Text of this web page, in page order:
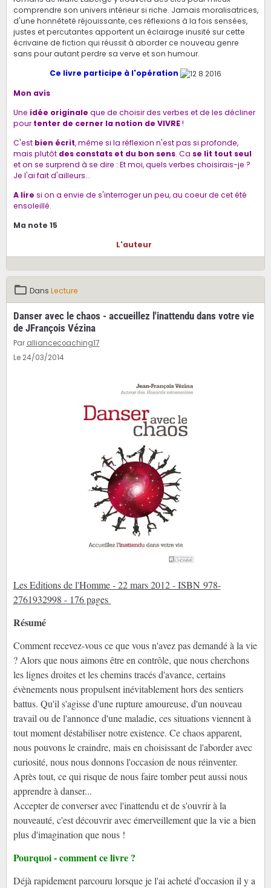
comprendre son univers intérieur si riche. Jamais moralisatrices,
d'une honnêteté réjouissante, ces réflexions à la fois sensées,
justes et percutantes apportent un éclairage inusité sur cette
écrivaine de fiction qui réussit à aborder ce nouveau genre
sans pour autant perdre sa verve et son humour.
Ce livre participe à l'opération
Mon avis
Une idée originale que de choisir des verbes et de les décliner
pourtenter de cerner la notion de VIVRE!
C'estbien écrit, même si la réflexion n'est pas si profonde,
mais plutôt des constats et du bon sens. Ca se lit tout seul
et on se surprend à se dire : Et moi, quels verbes choisirais-je ?
Je l'ai fait d'ailleurs...
A lire si on a envie de s'interroger un peu, au coeur de cet été
ensoleillé.
Ma note 15
L'auteur
Dans Lecture
Danser avec le chaos - accueillez l'inattendu dans votre vie
de JFrançois Vézina
Par alliancecoaching17
Le 24/03/2014
Les Editions de l'Homme - 22 mars 2012 - ISBN 978-
2761932998 - 176 pages
Résumé
Comment recevez-vous ce que vous n'avez pas demandé à la vie
? Alors que nous aimons être en contrôle, que nous cherchons
les lignes droites et les chemins tracés d'avance, certains
évènements nous propulsent inévitablement hors des sentiers
battus. Qu'il s'agisse d'une rupture amoureuse, d'un nouveau
travail ou de l'annonce d'une maladie, ces situations viennent à
tout moment déstabiliser notre existence. Ce chaos apparent,
nous pouvons le craindre, mais en choisissant de l'aborder avec
curiosité, nous nous donnons l'occasion de nous réinventer.
Après tout, ce qui risque de nous faire tomber peut aussi nous
apprendre à danser...
Accepter de converser avec l'inattendu et de s'ouvrir à la
nouveauté, c'est découvrir avec émerveillement que la vie a bien
plus d'imagination que nous !
Pourquoi - comment ce livre ?
Déjà rapidement parcouru lorsque je l'ai acheté d'occasion il y a